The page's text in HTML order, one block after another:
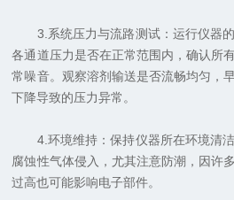
3.系统压力与流路测试：运行仪器的
各通道压力是否在正常范围内，确认所
常噪音。观察溶剂输送是否流畅均匀，
下降导致的压力异常。
4.环境维持：保持仪器所在环境清洁
腐蚀性气体侵入，尤其注意防潮，因许
过高也可能影响电子部件。